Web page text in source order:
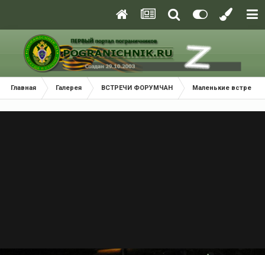
Главная Галерея ВСТРЕЧИ ФОРУМЧАН Маленькие встречи